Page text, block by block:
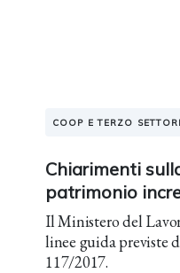
COOP E TERZO
Chiarimenti
patrimonio
Il Ministero del
linee guida previste dall'art. 50, c. 2 D.Lgs.
117/2017.